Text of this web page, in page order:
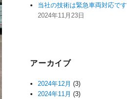
当社の技術は緊急車両対応です
2024年11月23日
アーカイブ
2024年12月 (3)
2024年11月 (3)